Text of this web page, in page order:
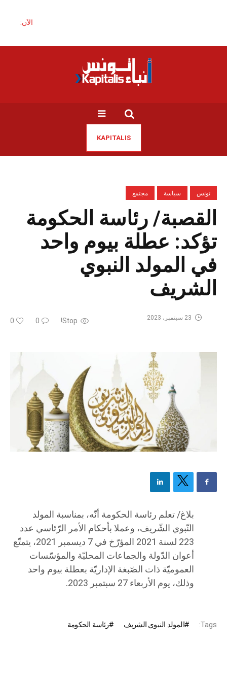
الآن:
KAPITALIS
تونس سياسة مجتمع
القصبة/ رئاسة الحكومة
تؤكد: عطلة بيوم واحد
في المولد النبوي
الشريف
Stop!
0
0 23 سبتمبر، 2023
بلاغ/ تعلم رئاسة الحكومة أنّه، بمناسبة المولد
النّبوي الشّريف، وعملا بأحكام الأمر الرّئاسي عدد
223 لسنة 2021 المؤرّخ في 7 ديسمبر 2021، يتمتّع
أعوان الدّولة والجماعات المحليّة والمؤسّسات
العموميّة ذات الصّبغة الإداريّة بعطلة بيوم واحد
وذلك، يوم الأربعاء 27 سبتمبر 2023.
Tags: المولد النبوي الشريف رئاسة الحكومة